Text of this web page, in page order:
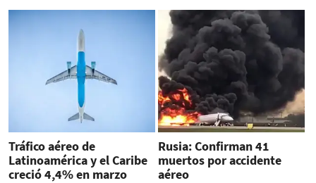
Tráfico aéreo de
Latinoamérica y el Caribe
creció 4,4% en marzo
Rusia: Confirman 41
muertos por accidente
aéreo